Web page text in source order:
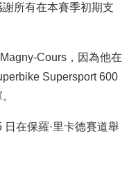
所有在本賽季初期支
Cours，因為他在
Supersport 600
日在保羅·里卡德賽道舉